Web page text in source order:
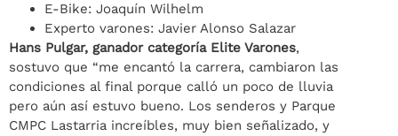
E-Bike: Joaquín Wilhelm
Experto varones: Javier Alonso Salazar
Hans Pulgar, ganador categoría Elite Varones,
sostuvo que “me encantó la carrera, cambiaron las
condiciones al final porque calló un poco de lluvia
pero aún así estuvo bueno. Los senderos y Parque
CMPC Lastarria increíbles, muy bien señalizado, y